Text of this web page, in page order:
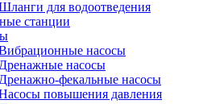
для водоотведения
станции
насосы
Дренажные насосы
Дренажно-фекальные насосы
повышения давления